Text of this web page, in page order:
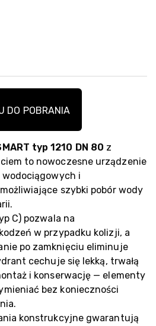
DO POBRANIA
typ 1210 DN 80 z
to nowoczesne urządzenie
i
szybki pobór wody
C) pozwala na
w przypadku kolizji, a
po zamknięciu eliminuje
cechuje się lekką, trwałą
i konserwację — elementy
bez konieczności
konstrukcyjne gwarantują